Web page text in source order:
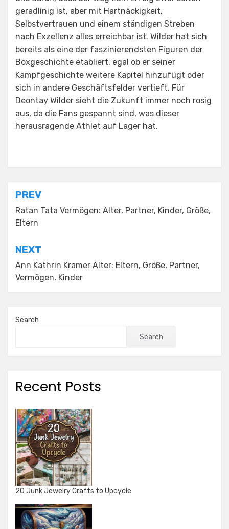
geradlinig ist, aber mit Hartnäckigkeit,
Selbstvertrauen und einem ständigen Streben
nach Exzellenz alles erreichbar ist. Wilder hat sich
bereits als eine der faszinierendsten Figuren der
Boxgeschichte etabliert, egal ob er seiner
Kampfgeschichte weitere Kapitel hinzufügt oder
sich in andere Geschäftsfelder vertieft. Für
Deontay Wilder sieht die Zukunft immer noch rosig
aus, da die Fans gespannt sind, was dieser
herausragende Athlet auf Lager hat.
Post
navigation
PREV
Ratan Tata Vermögen: Alter, Partner, Kinder, Größe,
Eltern
NEXT
Ann Kathrin Kramer Alter: Eltern, Größe, Partner,
Vermögen, Kinder
Search
Search
Recent Posts
20 Junk Jewelry Crafts to Upcycle